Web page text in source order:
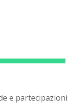
e partecipazioni